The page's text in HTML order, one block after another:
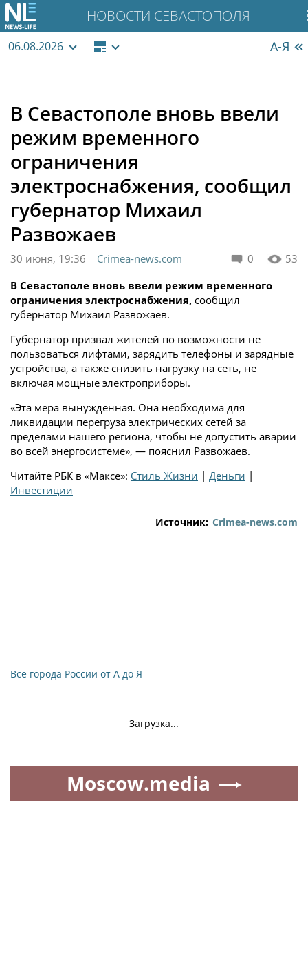
НОВОСТИ СЕВАСТОПОЛЯ
06.08.2026 А-Я
В Севастополе вновь ввели
режим временного
ограничения
электроснабжения, сообщил
губернатор Михаил
Развожаев
0 53
30 июня, 19:36
Crimea-news.com
В Севастополе вновь ввели режим временного
ограничения электроснабжения, сообщил
губернатор Михаил Развожаев.
Губернатор призвал жителей по возможности не
пользоваться лифтами, зарядить телефоны и зарядные
устройства, а также снизить нагрузку на сеть, не
включая мощные электроприборы.
«Эта мера вынужденная. Она необходима для
ликвидации перегруза электрических сетей за
пределами нашего региона, чтобы не допустить аварии
во всей энергосистеме», — пояснил Развожаев.
Читайте РБК в «Максе»: Стиль Жизни | Деньги |
Инвестиции
Источник: Crimea-news.com
Все города России от А до Я
Загрузка...
Moscow.media